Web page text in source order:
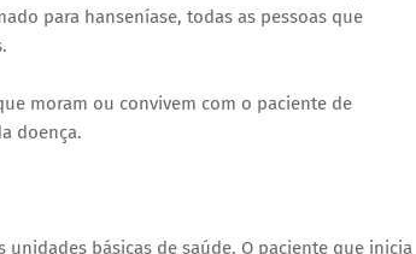
para hanseníase, todas as pessoas que
moram ou convivem com o paciente de
doença.
básicas de saúde. O paciente que inicia